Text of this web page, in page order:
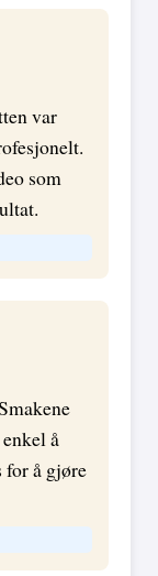
var
som
å
for å gjøre